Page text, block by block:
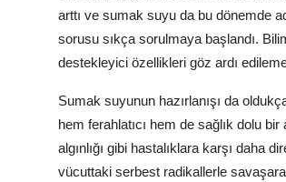
arttı ve sumak suyu da bu dönemde
sorusu sıkça sorulmaya başlandı.
destekleyici özellikleri göz ardı
Sumak suyunun hazırlanışı da
hem ferahlatıcı hem de sağlık dolu
algınlığı gibi hastalıklara karşı daha
vücuttaki serbest radikallerle